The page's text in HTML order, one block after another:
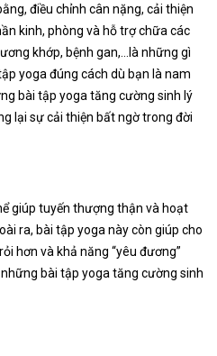
điều chỉnh cân nặng, cải thiện
kinh, phòng và hỗ trợ chữa các
khớp, bệnh gan,…là những gì
yoga đúng cách dù bạn là nam
bài tập yoga tăng cường sinh lý
lại sự cải thiện bất ngờ trong đời
giúp tuyến thượng thận và hoạt
ra, bài tập yoga này còn giúp cho
hơn và khả năng “yêu đương”
bài tập yoga tăng cường sinh